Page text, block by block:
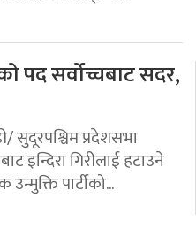
पद सर्वोच्चबाट सदर,
सुदूरपश्चिम प्रदेशसभा
इन्दिरा गिरीलाई हटाउने
उन्मुक्ति पार्टीको...